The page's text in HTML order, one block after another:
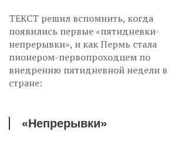
ТЕКСТ решил вспомнить, когда
появились первые «пятидневки-
непрерывки», и как Пермь стала
пионером-первопроходцем по
внедрению пятидневной недели в
стране:
«Непрерывки»